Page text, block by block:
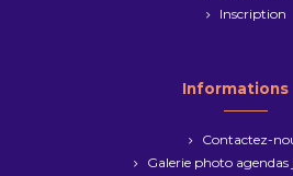
Inscription
Informations
Contactez-
Galerie photo